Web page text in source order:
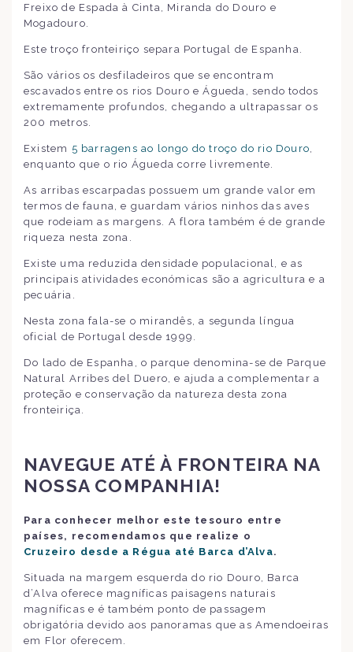
Freixo de Espada à Cinta, Miranda do Douro e
Mogadouro.
Este troço fronteiriço separa Portugal de Espanha.
São vários os desfiladeiros que se encontram
escavados entre os rios Douro e Águeda, sendo todos
extremamente profundos, chegando a ultrapassar os
200 metros.
Existem 5 barragens ao longo do troço do rio Douro
enquanto que o rio Águeda corre livremente.
As arribas escarpadas possuem um grande valor em
termos de fauna, e guardam vários ninhos das aves
que rodeiam as margens. A flora também é de grande
riqueza nesta zona.
Existe uma reduzida densidade populacional, e as
principais atividades económicas são a agricultura e a
pecuária.
Nesta zona fala-se o mirandês, a segunda língua
oficial de Portugal desde 1999.
Do lado de Espanha, o parque denomina-se de Parque
Natural Arribes del Duero, e ajuda a complementar a
proteção e conservação da natureza desta zona
fronteiriça.
NAVEGUE ATÉ À FRONTEIRA NA
NOSSA COMPANHIA!
Para conhecer melhor este tesouro entre
países, recomendamos que realize o
Cruzeiro desde a Régua até Barca d’Alva.
Situada na margem esquerda do rio Douro, Barca
d’Alva oferece magníficas paisagens naturais
magníficas e é também ponto de passagem
obrigatória devido aos panoramas que as Amendoeiras
em Flor oferecem.